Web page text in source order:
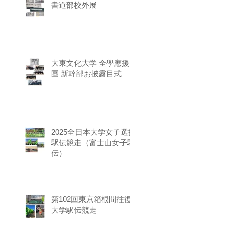
書道部校外展
大東文化大学 全學應援
團 新幹部お披露目式
2025全日本大学女子選抜
駅伝競走（富士山女子駅
伝）
第102回東京箱根間往復
大学駅伝競走